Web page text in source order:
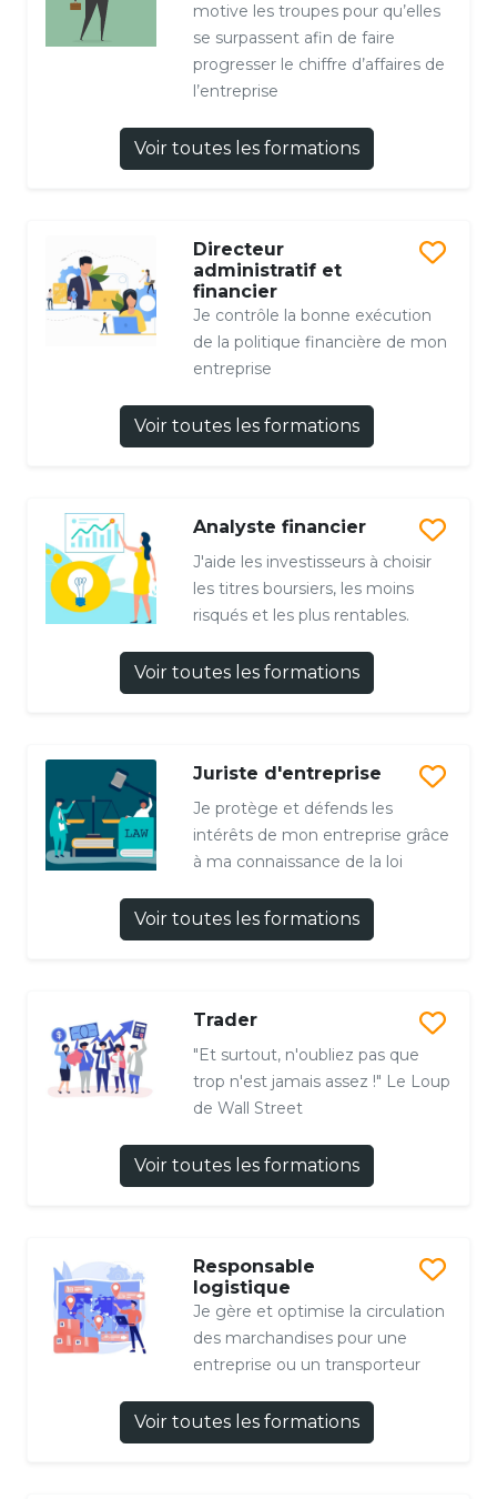
motive les troupes pour qu’elles
se surpassent afin de faire
progresser le chiffre d’affaires de
l’entreprise
Voir toutes les formations
Directeur
administratif et
financier
Je contrôle la bonne exécution
de la politique financière de mon
entreprise
Voir toutes les formations
Analyste financier
J'aide les investisseurs à choisir
les titres boursiers, les moins
risqués et les plus rentables.
Voir toutes les formations
Juriste d'entreprise
Je protège et défends les
intérêts de mon entreprise grâce
à ma connaissance de la loi
Voir toutes les formations
Trader
"Et surtout, n'oubliez pas que
trop n'est jamais assez !" Le Loup
de Wall Street
Voir toutes les formations
Responsable
logistique
Je gère et optimise la circulation
des marchandises pour une
entreprise ou un transporteur
Voir toutes les formations